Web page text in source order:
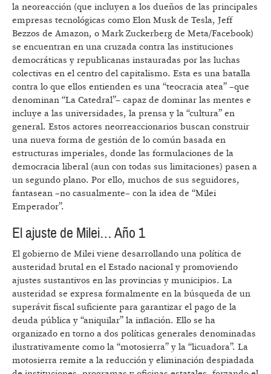
la neoreacción (que incluyen a los dueños de las principales
empresas tecnológicas como Elon Musk de Tesla, Jeff
Bezzos de Amazon, o Mark Zuckerberg de Meta/Facebook)
se encuentran en una cruzada contra las instituciones
democráticas y republicanas instauradas por las luchas
colectivas en el centro del capitalismo. Esta es una batalla
contra lo que ellos entienden es una “teocracia atea” –que
denominan “La Catedral”– capaz de dominar las mentes e
incluye a las universidades, la prensa y la “cultura” en
general. Estos actores neorreaccionarios buscan construir
una nueva forma de gestión de lo común basada en
estructuras imperiales, donde las formulaciones de la
democracia liberal (aun con todas sus limitaciones) pasen a
un segundo plano. Por ello, muchos de sus seguidores,
fantasean –no casualmente– con la idea de “Milei
Emperador”.
El ajuste de Milei… Año 1
El gobierno de Milei viene desarrollando una política de
austeridad brutal en el Estado nacional y promoviendo
ajustes sustantivos en las provincias y municipios. La
austeridad se expresa formalmente en la búsqueda de un
superávit fiscal suficiente para garantizar el pago de la
deuda pública y “aniquilar” la inflación. Ello se ha
organizado en torno a dos políticas generales denominadas
ilustrativamente como la “motosierra” y la “licuadora”. La
motosierra remite a la reducción y eliminación despiadada